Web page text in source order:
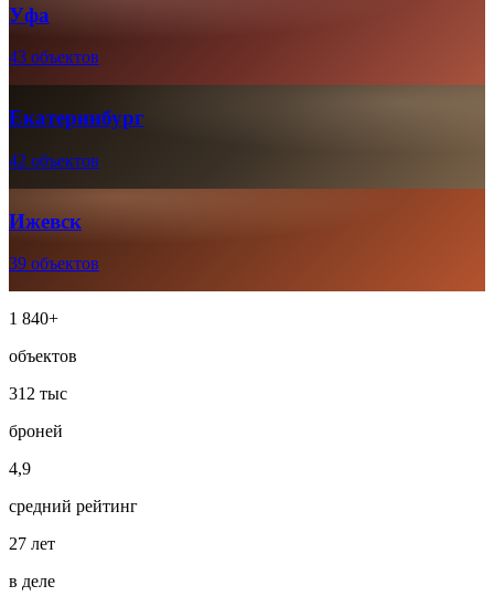
Уфа
43 объектов
Екатеринбург
42 объектов
Ижевск
39 объектов
1 840+
объектов
312 тыс
броней
4,9
средний рейтинг
27 лет
в деле